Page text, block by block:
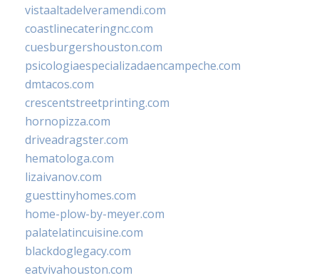
vistaaltadelveramendi.com
coastlinecateringnc.com
cuesburgershouston.com
psicologiaespecializadaencampeche.com
dmtacos.com
crescentstreetprinting.com
hornopizza.com
driveadragster.com
hematologa.com
lizaivanov.com
guesttinyhomes.com
home-plow-by-meyer.com
palatelatincuisine.com
blackdoglegacy.com
eatvivahouston.com